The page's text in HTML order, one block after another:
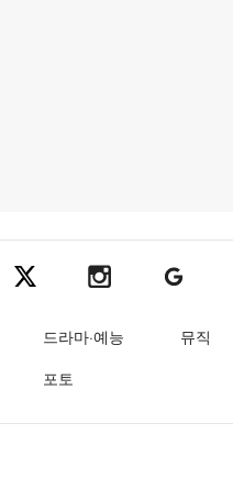
이스북
텐아시아 엑스텐아시아 인스타그램
텐아시아
드라마·예능
뮤직
포토